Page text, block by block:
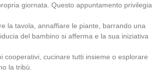
giornata. Questo appuntamento privilegia
la tavola, annaffiare le piante, barrando una
del bambino si afferma e la sua iniziativa
cooperativi, cucinare tutti insieme o esplorare
la tribù.